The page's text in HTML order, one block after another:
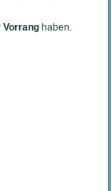
Vorrang haben.